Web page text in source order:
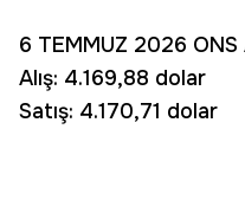
6 TEMMUZ 2026 ONS
Alış: 4.169,88 dolar
Satış: 4.170,71 dolar